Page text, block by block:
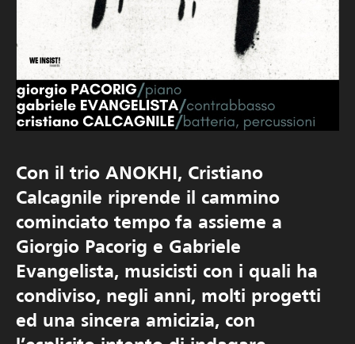
Con il trio ANOKHI, Cristiano
Calcagnile riprende il cammino
cominciato tempo fa assieme a
Giorgio Pacorig e Gabriele
Evangelista, musicisti con i quali ha
condiviso, negli anni, molti progetti
ed una sincera amicizia, con